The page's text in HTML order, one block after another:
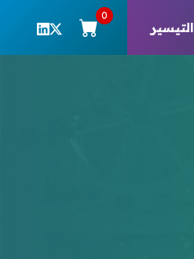
التيسير
0